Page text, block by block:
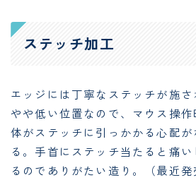
ステッチ加工
エッジには丁寧なステッチが施さ
やや低い位置なので、マウス操
体がステッチに引っかかる心配
る。手首にステッチ当たると痛
るのでありがたい造り。（最近